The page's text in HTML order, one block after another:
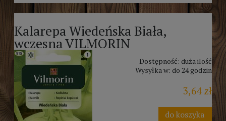
Kalarepa Wiedeńska Biała,
wczesna VILMORIN
Dostępność: duża ilość
Wysyłka w: do 24 godzin
3,64 zł
do koszyka